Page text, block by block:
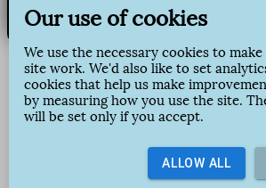
Zasílání novinek:
Přihlásit odběr
Our use of cookies
We use the necessary cookies to
site work. We'd also like to set
cookies that help us make
by measuring how you use the site.
will be set only if you accept.
ALLOW ALL